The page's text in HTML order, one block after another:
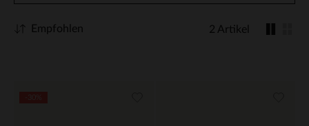
2 Artikel
Empfohlen